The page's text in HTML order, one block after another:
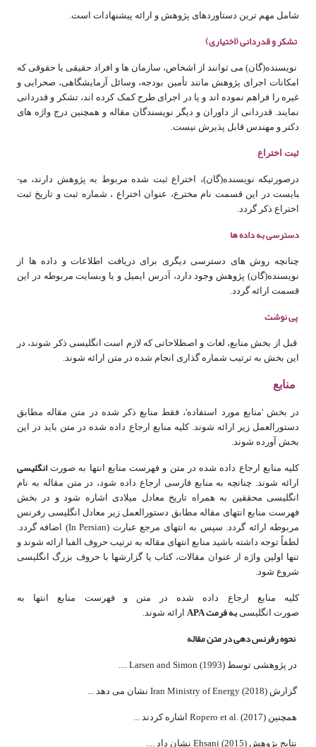
شامل مهم ترین دستاوردهای پژوهش و ارائه پیشنهادات است.
تشکر و قدردانی (اختیاری)
نویسنده(گان) می­ توانند از اشخاص، سازمان­ ها و افراد حقیقی یا حقوقی که
امکانات اجرای پژوهش مانند تأمین بودجه، وسائل آزمایشگاهی، صحرایی و
غیره را فراهم نموده ­اند و یا در اجرای طرح کمک کرده ­اند، تشکر و قدردانی
نمایند. قدردانی از داوران و دیگر نویسندگان مقاله و همچنین درج واژه ­های
دکتر و مهندس قابل پذیرش نیست.
ثبت اختراع
درصورتی­که نویسنده­(گان)، اختراع ثبت شده مربوط به پژوهش دارند، می­
بایست در این قسمت نام مخترع، عنوان اختراع ، شماره ثبت و تاریخ ثبت
اختراع ذکر گردد.
دسترسی به داده ­ها
چنانچه روش­ های دسترسی دیگری برای دریافت اطلاعات و داده ­ها از
نویسنده­(گان) پژوهش وجود دارد، آدرس ایمیل و یا وبسایت مربوطه در این
قسمت ارائه گردد.
پی ­نوشت­
قبل از بخش منابع، لغات و اصطلاحاتی که لازم است انگلیسی ذکر شوند، در
این بخش به ترتیب شماره گذاری انجام شده در متن ارائه شوند.
منابع
در بخش 'منابع مورد استفاده'، فقط منابع ذکر شده در متن مقاله مطابق
دستورالعمل زیر ارائه شوند. کلیه منابع ارجاع داده شده در متن باید در این
بخش آورده شوند.
کلیه منابع ارجاع داده شده در متن و فهرست منابع انتها به صورت انگلیسی
ارائه شوند. چنانچه به منابع فارسی ارجاع داده شود، در متن مقاله به نام
انگلیسی محققین به همراه تاریخ معادل میلادی اشاره شود و در بخش
فهرست منابع انتهای مقاله مطابق دستورالعمل زیر معادل انگلیسی رفرنس
مربوطه ارائه گردد. سپس به انتهای مرجع عبارت (In Persian) اضافه گردد.
لطفاً توجه داشته باشید منابع انتهای مقاله به ترتیب حروف الفبا ارائه شوند و
تنها اولین واژه از عنوان مقالات، کتاب یا گزارش­ها با حروف بزرگ انگلیسی
شروع شود.
کلیه منابع ارجاع داده شده در متن و فهرست منابع انتها به
صورت انگلیسی به فرمت APA ارائه شوند.
نحوه رفرنس دهی در متن مقاله
در پژوهشی توسط (Larsen and Simon (1993
....
گزارش (Iran Ministry of Energy (2018 نشان می ­دهد ...
همچنین (Ropero et al. (2017 اشاره کردند ...
نتایج پژوهش (2015) Ehsani نشان داد ....